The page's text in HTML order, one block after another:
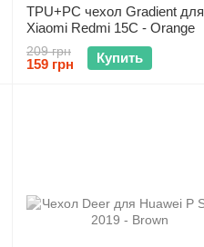
TPU+PC чехол Gradient для
Xiaomi Redmi 15C - Orange
209 грн
159 грн Купить